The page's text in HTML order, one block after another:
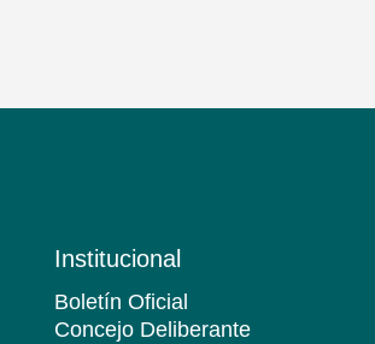
Institucional
Boletín Oficial
Concejo Deliberante